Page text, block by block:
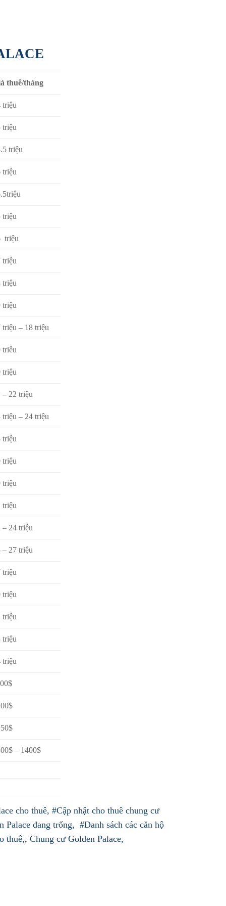
thuê/tháng
triệu
triệu
triệu
triệu
triệu
triệu
triệu
triệu
triệu
triệu – 18 triệu
triêu
triệu
– 22 triệu
triệu – 24 triệu
triệu
triệu
triệu
triệu
– 24 triệu
– 27 triệu
triệu
triệu
triệu
triệu
triệu
– 1400$
cho thuê, #Cập nhật cho thuê chung cư
Palace đang trống, #Danh sách các căn hộ
thuê,, Chung cư Golden Palace,